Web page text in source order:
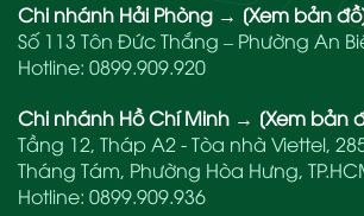
Chi nhánh Hải Phòng → [Xem bản
Số 113 Tôn Đức Thắng – Phường An
Hotline: 0899.909.920
Chi nhánh Hồ Chí Minh → [Xem bản
Tầng 12, Tháp A2 - Tòa nhà Viettel,
Tháng Tám, Phường Hòa Hưng,
Hotline: 0899.909.936